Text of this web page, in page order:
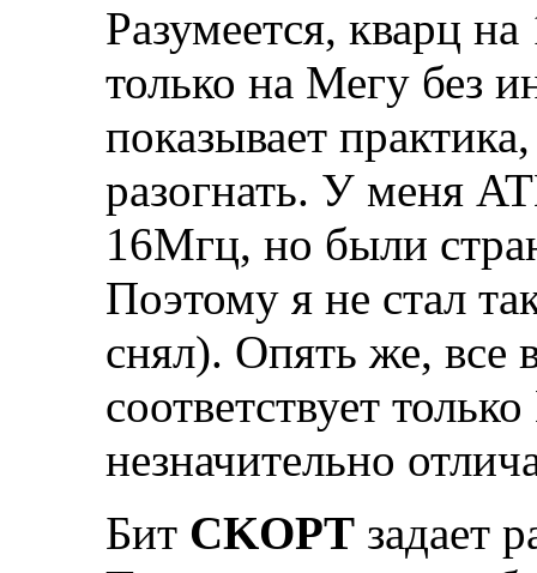
Разумеется, кварц
только на Мегу без
показывает
разогнать. У меня
16Мгц, но были
Поэтому я не стал
снял). Опять же, все
соответствует
незначительно
Бит CKOPT задает